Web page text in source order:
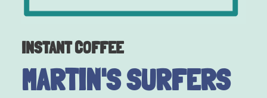
INSTANT COFFEE
MARTIN'S SURFERS